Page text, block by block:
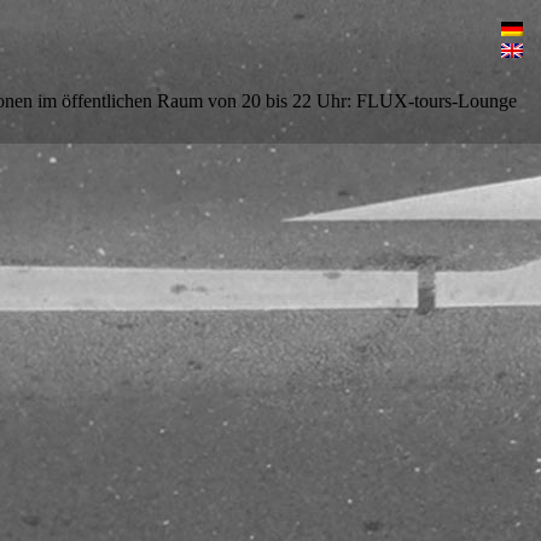
im öffentlichen Raum von 20 bis 22 Uhr: FLUX-tours-Lounge